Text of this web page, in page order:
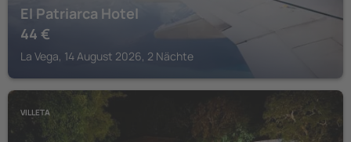
El Patriarca Hotel
44 €
La Vega, 14 August 2026, 2 Nächte
VILLETA